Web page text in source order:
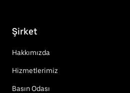
Şirket
Hakkımızda
Hizmetlerimiz
Basın Odası